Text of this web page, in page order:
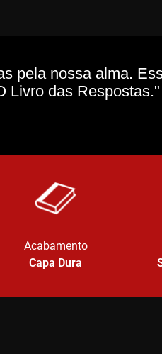
pela nossa alma.
Livro das Respostas."
Acabamento
Capa Dura